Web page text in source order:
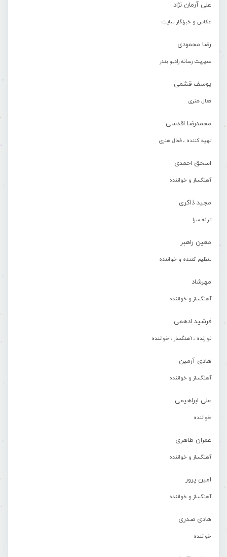
علی آرمان نژاد
عکاس و خبرنگار سایت
رضا محمودی
مدیریت رسانه رادیو بندر
یوسف قشمی
فعال هنری
محمدرضا اقدسی
تهیه کننده ، فعال هنری
اسحق احمدی
آهنگساز و خواننده
مجید ذاکری
ترانه سرا
معین راهبر
تنظیم کننده و خواننده
مهرشاد
آهنگساز و خواننده
فرشید ادهمی
نوازنده ، آهنگساز ، خواننده
هادی آرمین
آهنگساز و خواننده
علی ابراهیمی
خواننده
عمران طاهری
آهنگساز و خواننده
امین پرور
آهنگساز و خواننده
هادی صدری
خواننده